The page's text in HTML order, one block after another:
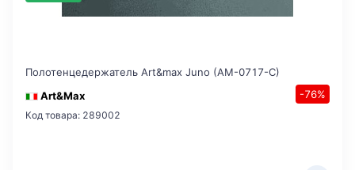
Полотенцедержатель Art&max Juno (AM-0717-C)
Art&Max
-76%
Код товара: 289002